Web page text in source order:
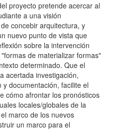
proyecto pretende acercar al
a una visión
concebir arquitectura, y
nuevo punto de vista que
sobre la intervención
de materializar formas"
determinado. Que el
acertada investigación,
y documentación, facilite el
cómo afrontar los pronósticos
locales/globales de la
marco de los nuevos
un marco para el